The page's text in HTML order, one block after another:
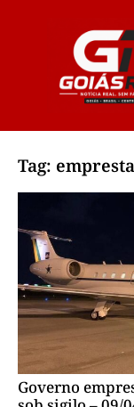
Tag: empresta
Governo